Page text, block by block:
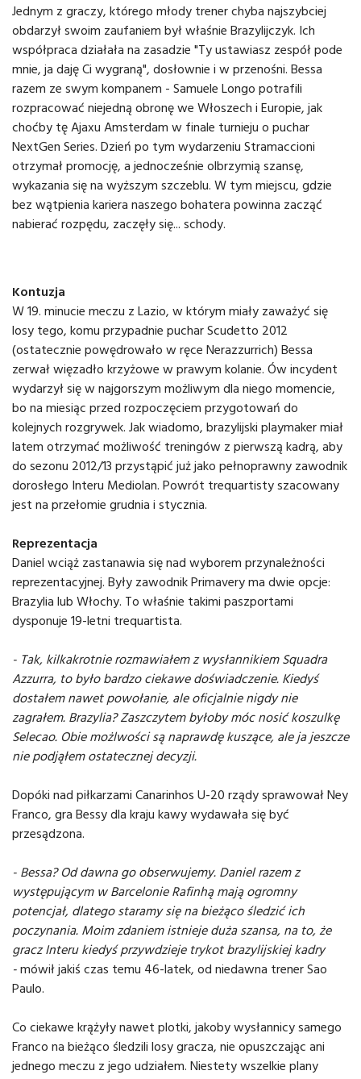
Jednym z graczy, którego młody trener chyba najszybciej
obdarzył swoim zaufaniem był właśnie Brazylijczyk. Ich
współpraca działała na zasadzie "Ty ustawiasz zespół pode
mnie, ja daję Ci wygraną", dosłownie i w przenośni. Bessa
razem ze swym kompanem - Samuele Longo potrafili
rozpracować niejedną obronę we Włoszech i Europie, jak
choćby tę Ajaxu Amsterdam w finale turnieju o puchar
NextGen Series. Dzień po tym wydarzeniu Stramaccioni
otrzymał promocję, a jednocześnie olbrzymią szansę,
wykazania się na wyższym szczeblu. W tym miejscu, gdzie
bez wątpienia kariera naszego bohatera powinna zacząć
nabierać rozpędu, zaczęły się... schody.
Kontuzja
W 19. minucie meczu z Lazio, w którym miały zaważyć się
losy tego, komu przypadnie puchar Scudetto 2012
(ostatecznie powędrowało w ręce Nerazzurrich) Bessa
zerwał więzadło krzyżowe w prawym kolanie. Ów incydent
wydarzył się w najgorszym możliwym dla niego momencie,
bo na miesiąc przed rozpoczęciem przygotowań do
kolejnych rozgrywek. Jak wiadomo, brazylijski playmaker miał
latem otrzymać możliwość treningów z pierwszą kadrą, aby
do sezonu 2012/13 przystąpić już jako pełnoprawny zawodnik
dorosłego Interu Mediolan. Powrót trequartisty szacowany
jest na przełomie grudnia i stycznia.
Reprezentacja
Daniel wciąż zastanawia się nad wyborem przynależności
reprezentacyjnej. Były zawodnik Primavery ma dwie opcje:
Brazylia lub Włochy. To właśnie takimi paszportami
dysponuje 19-letni trequartista.
- Tak, kilkakrotnie rozmawiałem z wysłannikiem Squadra
Azzurra, to było bardzo ciekawe doświadczenie. Kiedyś
dostałem nawet powołanie, ale oficjalnie nigdy nie
zagrałem. Brazylia? Zaszczytem byłoby móc nosić koszulkę
Selecao. Obie możlwości są naprawdę kuszące, ale ja jeszcze
nie podjąłem ostatecznej decyzji.
Dopóki nad piłkarzami Canarinhos U-20 rządy sprawował Ney
Franco, gra Bessy dla kraju kawy wydawała się być
przesądzona.
- Bessa? Od dawna go obserwujemy. Daniel razem z
występującym w Barcelonie Rafinhą mają ogromny
potencjał, dlatego staramy się na bieżąco śledzić ich
poczynania. Moim zdaniem istnieje duża szansa, na to, że
gracz Interu kiedyś przywdzieje trykot brazylijskiej kadry
-mówił jakiś czas temu 46-latek, od niedawna trener Sao
Paulo.
Co ciekawe krążyły nawet plotki, jakoby wysłannicy samego
Franco na bieżąco śledzili losy gracza, nie opuszczając ani
jednego meczu z jego udziałem. Niestety wszelkie plany